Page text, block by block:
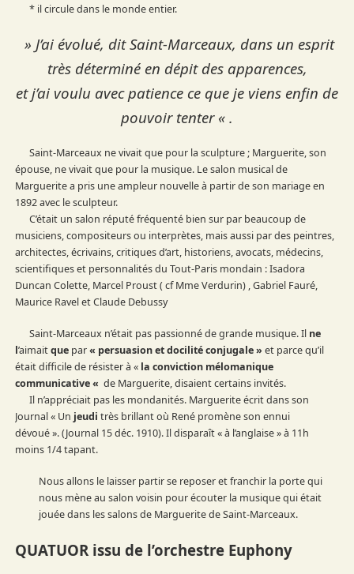
* il circule dans le monde entier.
» J’ai évolué, dit Saint-Marceaux, dans un esprit
très déterminé en dépit des apparences,
et j’ai voulu avec patience ce que je viens enfin de
pouvoir tenter « .
Saint-Marceaux ne vivait que pour la sculpture ; Marguerite, son
épouse, ne vivait que pour la musique. Le salon musical de
Marguerite a pris une ampleur nouvelle à partir de son mariage en
1892 avec le sculpteur.
C’était un salon réputé fréquenté bien sur par beaucoup de
musiciens, compositeurs ou interprètes, mais aussi par des peintres,
architectes, écrivains, critiques d’art, historiens, avocats, médecins,
scientifiques et personnalités du Tout-Paris mondain : Isadora
Duncan Colette, Marcel Proust ( cf Mme Verdurin) , Gabriel Fauré,
Maurice Ravel et Claude Debussy
Saint-Marceaux n’était pas passionné de grande musique. Il ne
l’aimaitquepar« persuasion et docilité conjugale » et parce qu’il
était difficile de résister à « la conviction mélomanique
communicative « de Marguerite, disaient certains invités.
Il n’appréciait pas les mondanités. Marguerite écrit dans son
Journal « Un jeudi très brillant où René promène son ennui
dévoué ». (Journal 15 déc. 1910). Il disparaît « à l’anglaise » à 11h
moins 1/4 tapant.
Nous allons le laisser partir se reposer et franchir la porte qui
nous mène au salon voisin pour écouter la musique qui était
jouée dans les salons de Marguerite de Saint-Marceaux.
QUATUOR issu de l’orchestre Euphony